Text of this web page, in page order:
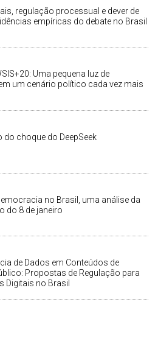
regulação processual e dever de
empíricas do debate no Brasil
Uma pequena luz de
um cenário político cada vez mais
do choque do DeepSeek
no Brasil, uma análise da
do 8 de janeiro
de Dados em Conteúdos de
Propostas de Regulação para
Digitais no Brasil